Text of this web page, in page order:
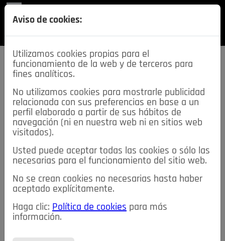
SECCIONES
descarga esta
REVISTA
≡NOTICIAS
NOTICIAS SERVICIOS DE INTERÉS
TABLÓN DE ANUNCIOS MIS ANUNCIOS CONTACTO
NOSOTROS
Aviso de cookies:
Utilizamos cookies propias para el
funcionamiento de la web y de terceros para
fines analíticos.
No utilizamos cookies para mostrarle publicidad
relacionada con sus preferencias en base a un
perfil elaborado a partir de sus hábitos de
navegación (ni en nuestra web ni en sitios web
visitados).
Usted puede aceptar todas las cookies o sólo las
necesarias para el funcionamiento del sitio web.
No se crean cookies no necesarias hasta haber
aceptado explícitamente.
Haga clic: Política de cookies para más
información.